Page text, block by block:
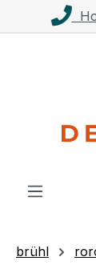
Zum
brühl